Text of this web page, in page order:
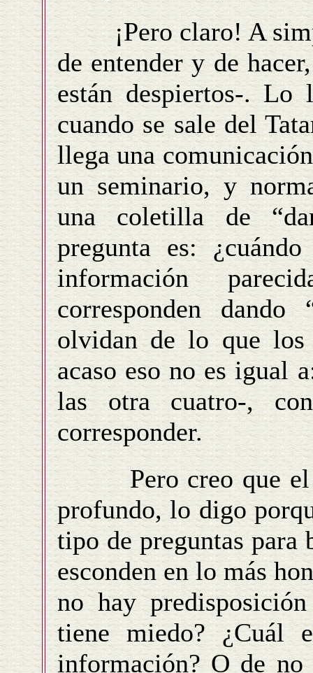
¡Pero claro! A
de entender y de
están despiertos-. Lo
cuando se sale del
llega una
un seminario, y
una coletilla de
pregunta es:
información
corresponden
olvidan de lo que
acaso eso no es igual
las otra cuatro-,
corresponder.
Pero creo que el
profundo, lo digo
tipo de preguntas para
esconden en lo más
no hay
tiene miedo? ¿Cuál
información? O de